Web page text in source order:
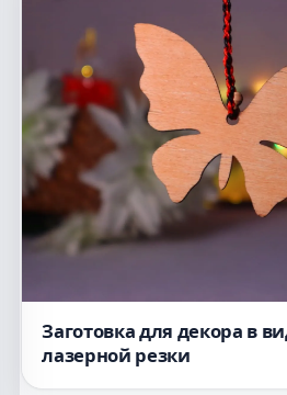
Заготовка для декора в
лазерной резки